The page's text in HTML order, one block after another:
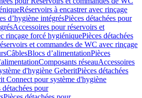
Réservoirs à encastrer avec rinçage
d’hygiène intégrésPièces détachées pour
Accessoires pour réservoirs et
rinçage forcé hygiéniquePièces détachées
et commandes de WC avec rinçage
CâblesBlocs d’alimentationPièces
Composants réseauAccessoires
d'hygiène GeberitPièces détachées
Connect pour système d'hygiène
détachées pour